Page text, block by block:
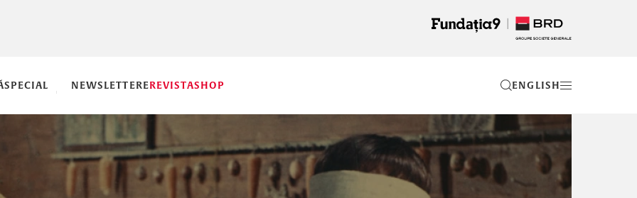
SPECIAL NEWSLETTEREREVISTASHOP EN